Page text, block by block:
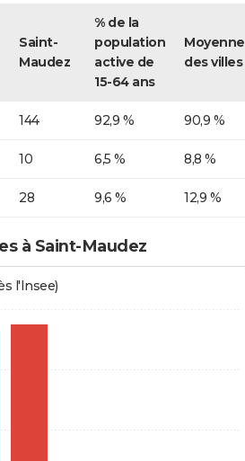
Saint-
Maudez
% de la
population
active de
15-64 ans
Moyenne
des villes
144 92,9 % 90,9 %
10 6,5 % 8,8 %
28 9,6 % 12,9 %
à Saint-Maudez
l'Insee)